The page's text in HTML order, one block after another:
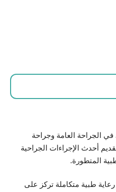
الجراحة العامة وجراحة
أحدث الإجراءات الجراحية
المتطورة.
طبية متكاملة تركز على